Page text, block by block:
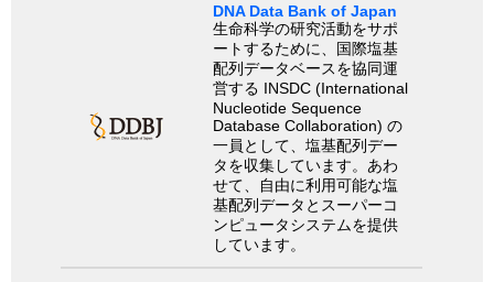
DNA Data Bank of Japan
生命科学の研究活動をサポ
ートするために、国際塩基
配列データベースを協同運
営する INSDC (International
Nucleotide Sequence
Database Collaboration) の
一員として、塩基配列デー
タを収集しています。あわ
せて、自由に利用可能な塩
基配列データとスーパーコ
ンピュータシステムを提供
しています。